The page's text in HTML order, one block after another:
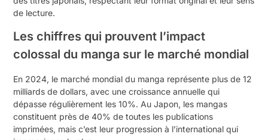
de lecture.
Les chiffres qui prouvent l’impact
colossal du manga sur le marché mondial
En 2024, le marché mondial du manga représente plus de 12
milliards de dollars, avec une croissance annuelle qui
dépasse régulièrement les 10%. Au Japon, les mangas
constituent près de 40% de toutes les publications
imprimées, mais c’est leur progression à l’international qui